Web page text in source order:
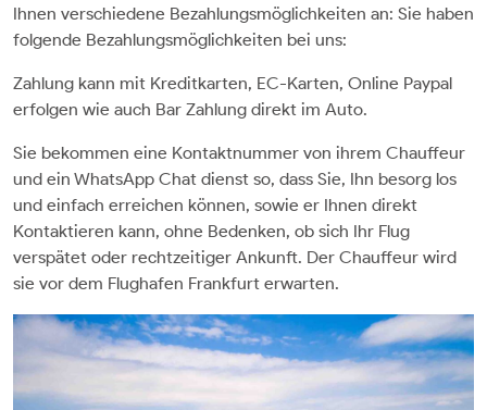
Ihnen verschiedene Bezahlungsmöglichkeiten an: Sie haben
folgende Bezahlungsmöglichkeiten bei uns:
Zahlung kann mit Kreditkarten, EC-Karten, Online Paypal
erfolgen wie auch Bar Zahlung direkt im Auto.
Sie bekommen eine Kontaktnummer von ihrem Chauffeur
und ein WhatsApp Chat dienst so, dass Sie, Ihn besorg los
und einfach erreichen können, sowie er Ihnen direkt
Kontaktieren kann, ohne Bedenken, ob sich Ihr Flug
verspätet oder rechtzeitiger Ankunft. Der Chauffeur wird
sie vor dem Flughafen Frankfurt erwarten.